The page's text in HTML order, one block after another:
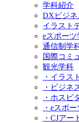
学科紹介
DXビジネ
イラスト
eスポーツ
通信制学
国際コミ
観光学科
・イラス
・ビジネ
・ホスピ
・eスポ
・CJアー